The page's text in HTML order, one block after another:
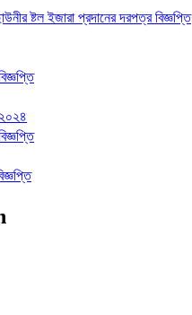
ষ্টল ইজারা প্রদানের দরপত্র বিজ্ঞপ্তি